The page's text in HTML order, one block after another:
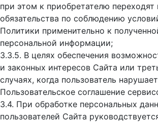
при этом к приобретателю переходят
обязательства по соблюдению
Политики применительно к
персональной информации;
3.3.5. В целях обеспечения
и законных интересов Сайта или
случаях, когда пользователь нарушает
Пользовательское соглашение
3.4. При обработке персональных
пользователей Сайта